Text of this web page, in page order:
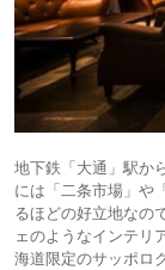
地下鉄「大通」駅か
には「二条市場」や
るほどの好立地なの
ェのようなインテリ
海道限定のサッポロ